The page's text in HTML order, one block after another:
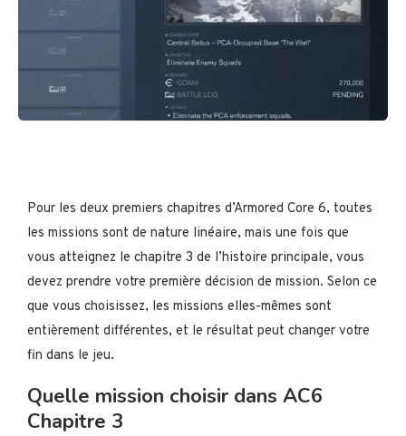
Pour les deux premiers chapitres d’Armored Core 6, toutes
les missions sont de nature linéaire, mais une fois que
vous atteignez le chapitre 3 de l’histoire principale, vous
devez prendre votre première décision de mission. Selon ce
que vous choisissez, les missions elles-mêmes sont
entièrement différentes, et le résultat peut changer votre
fin dans le jeu.
Quelle mission choisir dans AC6
Chapitre 3